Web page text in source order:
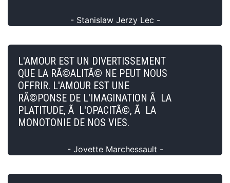
- Stanislaw Jerzy Lec -
L'AMOUR EST UN DIVERTISSEMENT
QUE LA RÃ©ALITÃ© NE PEUT NOUS
OFFRIR. L'AMOUR EST UNE
RÃ©PONSE DE L'IMAGINATION Ã LA
PLATITUDE, Ã L'OPACITÃ©, Ã LA
MONOTONIE DE NOS VIES.
- Jovette Marchessault -